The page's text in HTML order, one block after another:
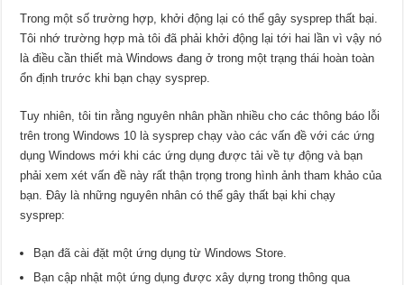
Trong một số trường hợp, khởi động lại có thể gây sysprep thất bại.
Tôi nhớ trường hợp mà tôi đã phải khởi động lại tới hai lần vì vậy nó
là điều cần thiết mà Windows đang ở trong một trạng thái hoàn toàn
ổn định trước khi bạn chạy sysprep.
Tuy nhiên, tôi tin rằng nguyên nhân phần nhiều cho các thông báo lỗi
trên trong Windows 10 là sysprep chạy vào các vấn đề với các ứng
dụng Windows mới khi các ứng dụng được tải về tự động và bạn
phải xem xét vấn đề này rất thận trọng trong hình ảnh tham khảo của
bạn. Đây là những nguyên nhân có thể gây thất bại khi chạy
sysprep:
Bạn đã cài đặt một ứng dụng từ Windows Store.
Bạn cập nhật một ứng dụng được xây dựng trong thông qua